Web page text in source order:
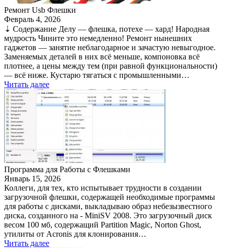
Ремонт Usb Флешки
Февраль 4, 2026
⇣ Содержание Делу — флешка, потехе — хард! Народная
мудрость Чините это немедленно! Ремонт нынешних
гаджетов — занятие неблагодарное и зачастую невыгодное.
Заменяемых деталей в них всё меньше, компоновка всё
плотнее, а цены между тем (при равной функциональности)
— всё ниже. Кустарю тягаться с промышленными…
Читать далее
Программа для Работы с Флешками
Январь 15, 2026
Коллеги, для тех, кто испытывает трудности в создании
загрузочной флешки, содержащей необходимые программы
для работы с дисками, выкладываю образ небезызвестного
диска, созданного на - MiniSV 2008. Это загрузочный диск
весом 100 мб, содержащий Partition Magic, Norton Ghost,
утилиты от Acronis для клонирования…
Читать далее